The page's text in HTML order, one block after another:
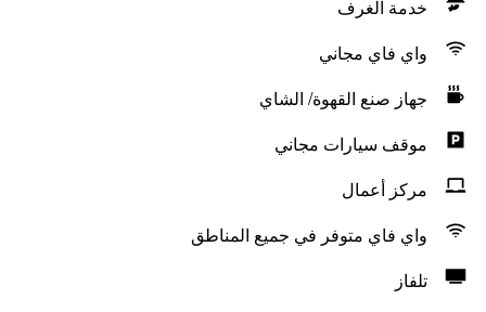
خدمة الغرف
واي فاي مجاني
جهاز صنع القهوة/ الشاي
موقف سيارات مجاني
مركز أعمال
واي فاي متوفر في جميع المناطق
تلفاز